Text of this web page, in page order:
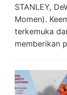
STANLEY,
Momen).
terkemuka
memberikan